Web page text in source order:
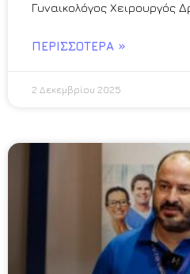
Γυναικολόγος Χειρουργός
ΠΕΡΙΣΣΌΤΕΡΑ »
2 Δεκεμβρίου 2025